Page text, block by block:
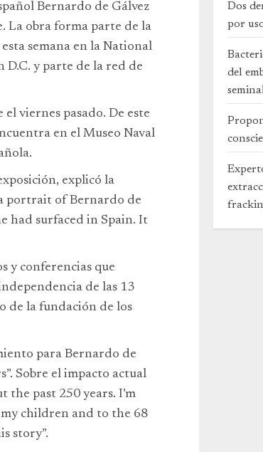
Bernardo de Gálvez
La obra forma parte de la
semana en la National
D.C. y parte de la red de
viernes pasado. De este
en el Museo Naval
explicó la
portrait of Bernardo de
had surfaced in Spain. It
y conferencias que
de las 13
de la fundación de los
para Bernardo de
Sobre el impacto actual
the past 250 years. I’m
children and to the 68
story”.
Dos
por
del